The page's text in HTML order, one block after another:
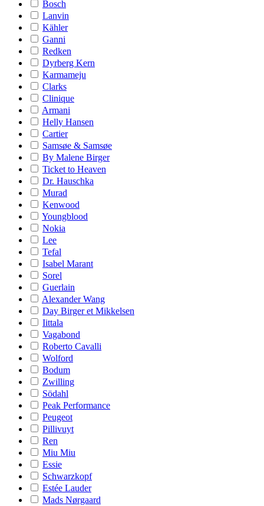
Bosch
Lanvin
Kähler
Ganni
Redken
Dyrberg Kern
Karmameju
Clarks
Clinique
Armani
Helly Hansen
Cartier
Samsøe & Samsøe
By Malene Birger
Ticket to Heaven
Dr. Hauschka
Murad
Kenwood
Youngblood
Nokia
Lee
Tefal
Isabel Marant
Sorel
Guerlain
Alexander Wang
Day Birger et Mikkelsen
Iittala
Vagabond
Roberto Cavalli
Wolford
Bodum
Zwilling
Södahl
Peak Performance
Peugeot
Pillivuyt
Ren
Miu Miu
Essie
Schwarzkopf
Estée Lauder
Mads Nørgaard